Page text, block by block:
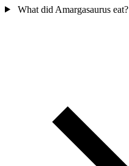
What did Amargasaurus eat?